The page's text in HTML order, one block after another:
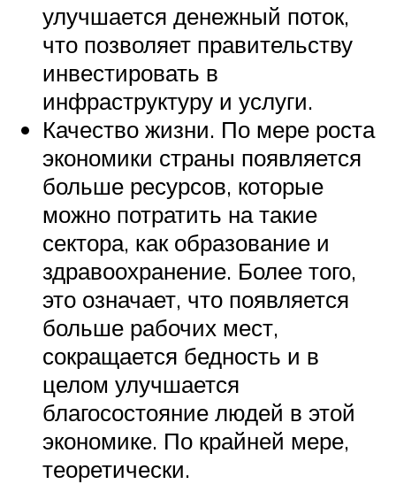
улучшается денежный поток,
что позволяет правительству
инвестировать в
инфраструктуру и услуги.
Качество жизни. По мере роста
экономики страны появляется
больше ресурсов, которые
можно потратить на такие
сектора, как образование и
здравоохранение. Более того,
это означает, что появляется
больше рабочих мест,
сокращается бедность и в
целом улучшается
благосостояние людей в этой
экономике. По крайней мере,
теоретически.